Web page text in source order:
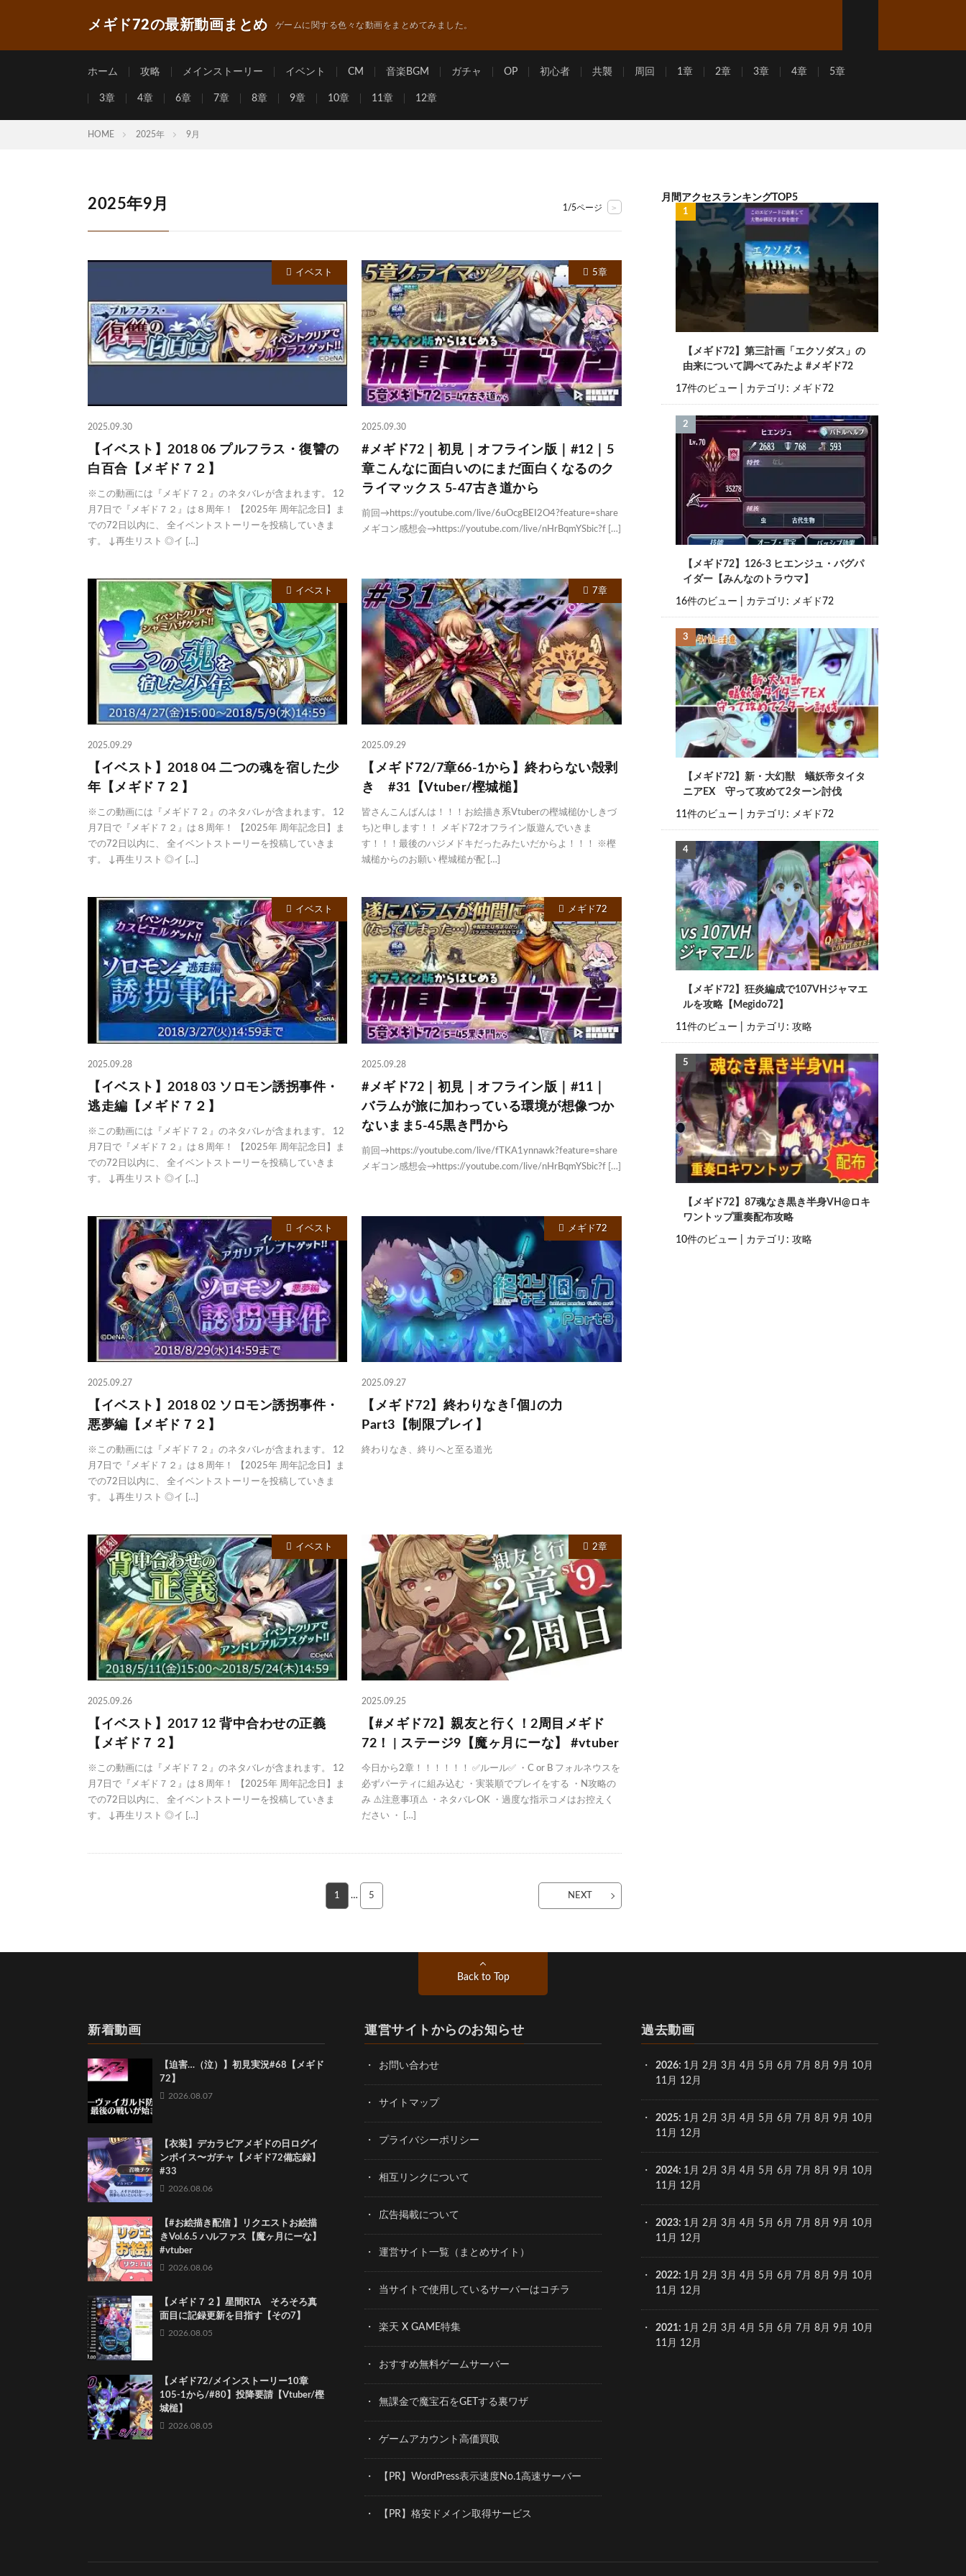
メギド72の最新動画まとめ ゲームに関する色々な動画をまとめてみました。
ホーム 攻略 メインストーリー イベント CM 音楽BGM ガチャ OP 初心者 共襲 周回 1章 2章 3章 4章 5章
3章 4章 6章 7章 8章 9章 10章 11章 12章
HOME 2025年 9月
2025年9月 1/5ページ >
イベスト
2025.09.30
【イベスト】2018 06 プルフラス・復讐の
白百合【メギド７２】
※この動画には『メギド７２』のネタバレが含まれます。 12
月7日で『メギド７２』は８周年！ 【2025年 周年記念日】ま
での72日以内に、 全イベントストーリーを投稿していきま
す。 ↓再生リスト ◎イ […]
5章
2025.09.30
#メギド72｜初見｜オフライン版｜#12｜5
章こんなに面白いのにまだ面白くなるのク
ライマックス 5-47古き道から
前回→https://youtube.com/live/6uOcgBEI2O4?feature=share
メギコン感想会→https://youtube.com/live/nHrBqmYSbic?f […]
イベスト
2025.09.29
【イベスト】2018 04 二つの魂を宿した少
年【メギド７２】
※この動画には『メギド７２』のネタバレが含まれます。 12
月7日で『メギド７２』は８周年！ 【2025年 周年記念日】ま
での72日以内に、 全イベントストーリーを投稿していきま
す。 ↓再生リスト ◎イ […]
7章
2025.09.29
【メギド72/7章66-1から】終わらない殻剥
き #31【Vtuber/樫城槌】
皆さんこんばんは！！！お絵描き系Vtuberの樫城槌(かしきづ
ち)と申します！！ メギド72オフライン版遊んでいきま
す！！！最後のハジメドキだったみたいだからよ！！！ ※樫
城槌からのお願い 樫城槌が配 […]
イベスト
2025.09.28
【イベスト】2018 03 ソロモン誘拐事件・
逃走編【メギド７２】
※この動画には『メギド７２』のネタバレが含まれます。 12
月7日で『メギド７２』は８周年！ 【2025年 周年記念日】ま
での72日以内に、 全イベントストーリーを投稿していきま
す。 ↓再生リスト ◎イ […]
メギド72
2025.09.28
#メギド72｜初見｜オフライン版｜#11｜
バラムが旅に加わっている環境が想像つか
ないまま5-45黒き門から
前回→https://youtube.com/live/fTKA1ynnawk?feature=share
メギコン感想会→https://youtube.com/live/nHrBqmYSbic?f […]
イベスト
2025.09.27
【イベスト】2018 02 ソロモン誘拐事件・
悪夢編【メギド７２】
※この動画には『メギド７２』のネタバレが含まれます。 12
月7日で『メギド７２』は８周年！ 【2025年 周年記念日】ま
での72日以内に、 全イベントストーリーを投稿していきま
す。 ↓再生リスト ◎イ […]
メギド72
2025.09.27
【メギド72】終わりなき｢個｣の力
Part3【制限プレイ】
終わりなき、終りへと至る道光
イベスト
2025.09.26
【イベスト】2017 12 背中合わせの正義
【メギド７２】
※この動画には『メギド７２』のネタバレが含まれます。 12
月7日で『メギド７２』は８周年！ 【2025年 周年記念日】ま
での72日以内に、 全イベントストーリーを投稿していきま
す。 ↓再生リスト ◎イ […]
2章
2025.09.25
【#メギド72】親友と行く！2周目メギド
72！ | ステージ9【魔ヶ月にーな】 #vtuber
今日から2章！！！！！！ ✅ルール✅ ・C or B フォルネウスを
必ずパーティに組み込む ・実装順でプレイをする ・N攻略の
み ⚠️注意事項⚠️ ・ネタバレOK ・過度な指示コメはお控えく
ださい ・ […]
1 … 5 NEXT
月間アクセスランキングTOP5
【メギド72】第三計画「エクソダス」の
由来について調べてみたよ #メギド72
17件のビュー カテゴリ: メギド72
【メギド72】126-3 ヒエンジュ・バグパ
イダー【みんなのトラウマ】
16件のビュー カテゴリ: メギド72
【メギド72】新・大幻獣 蟻妖帝タイタ
ニアEX 守って攻めて2ターン討伐
11件のビュー カテゴリ: メギド72
【メギド72】狂炎編成で107VHジャマエ
ルを攻略【Megido72】
11件のビュー カテゴリ: 攻略
【メギド72】87魂なき黒き半身VH@ロキ
ワントップ重奏配布攻略
10件のビュー カテゴリ: 攻略
Back to Top
新着動画
【迫害…（泣）】初見実況#68【メギド
72】
2026.08.07
【衣装】デカラビアメギドの日ログイ
ンボイス〜ガチャ【メギド72備忘録】
#33
2026.08.06
【#お絵描き配信 】リクエストお絵描
きVol.6.5 ハルファス【魔ヶ月にーな】
#vtuber
2026.08.06
【メギド７２】星間RTA そろそろ真
面目に記録更新を目指す【その7】
2026.08.05
【メギド72/メインストーリー10章
105-1から/#80】投降要請【Vtuber/樫
城槌】
2026.08.05
運営サイトからのお知らせ
お問い合わせ
サイトマップ
プライバシーポリシー
相互リンクについて
広告掲載について
運営サイト一覧（まとめサイト）
当サイトで使用しているサーバーはコチラ
楽天 X GAME特集
おすすめ無料ゲームサーバー
無課金で魔宝石をGETする裏ワザ
ゲームアカウント高価買取
【PR】WordPress表示速度No.1高速サーバー
【PR】格安ドメイン取得サービス
過去動画
2026: 1月 2月 3月 4月 5月 6月 7月 8月 9月
10月
11月
12月
2025: 1月 2月 3月 4月 5月 6月 7月 8月 9月
10月
11月
12月
2024: 1月 2月 3月 4月 5月 6月 7月 8月 9月
10月
11月
12月
2023: 1月 2月 3月 4月 5月 6月 7月 8月 9月
10月
11月
12月
2022: 1月 2月 3月 4月 5月 6月 7月 8月 9月
10月
11月
12月
2021: 1月 2月 3月 4月 5月 6月 7月 8月 9月
10月
11月
12月